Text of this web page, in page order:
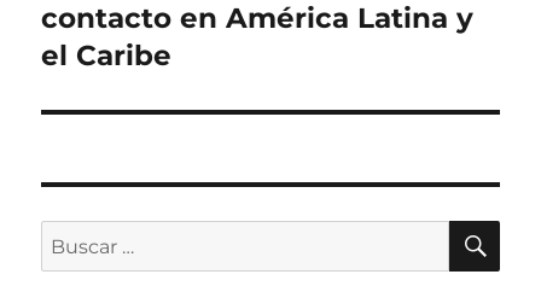
contacto en América Latina y
el Caribe
Buscar
por: